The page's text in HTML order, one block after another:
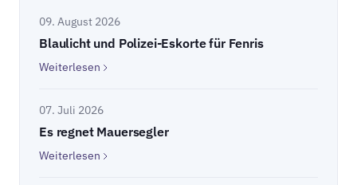
09. August 2026
Blaulicht und Polizei-Eskorte für Fenris
Weiterlesen
07. Juli 2026
Es regnet Mauersegler
Weiterlesen